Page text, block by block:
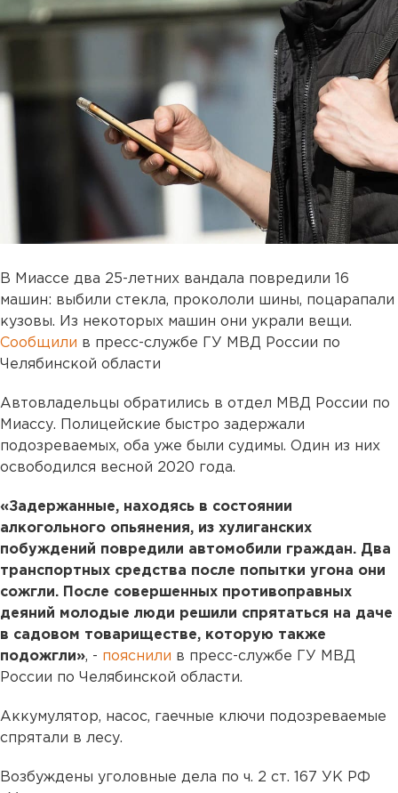
В Миассе два 25-летних вандала повредили 16
машин: выбили стекла, прокололи шины, поцарапали
кузовы. Из некоторых машин они украли вещи.
Сообщили в пресс-службе ГУ МВД России по
Челябинской области
Автовладельцы обратились в отдел МВД России по
Миассу. Полицейские быстро задержали
подозреваемых, оба уже были судимы. Один из них
освободился весной 2020 года.
«Задержанные, находясь в состоянии
алкогольного опьянения, из хулиганских
побуждений повредили автомобили граждан. Два
транспортных средства после попытки угона они
сожгли. После совершенных противоправных
деяний молодые люди решили спрятаться на даче
в садовом товариществе, которую также
подожгли», - пояснили в пресс-службе ГУ МВД
России по Челябинской области.
Аккумулятор, насос, гаечные ключи подозреваемые
спрятали в лесу.
Возбуждены уголовные дела по ч. 2 ст. 167 УК РФ